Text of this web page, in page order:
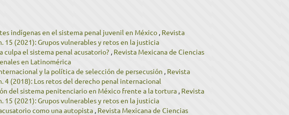
indígenas en el sistema penal juvenil en México , Revista
15 (2021): Grupos vulnerables y retos en la justicia
culpa el sistema penal acusatorio? , Revista Mexicana de Ciencias
en Latinomérica
y la política de selección de persecusión , Revista
4 (2018): Los retos del derecho penal internacional
del sistema penitenciario en México frente a la tortura , Revista
15 (2021): Grupos vulnerables y retos en la justicia
como una autopista , Revista Mexicana de Ciencias